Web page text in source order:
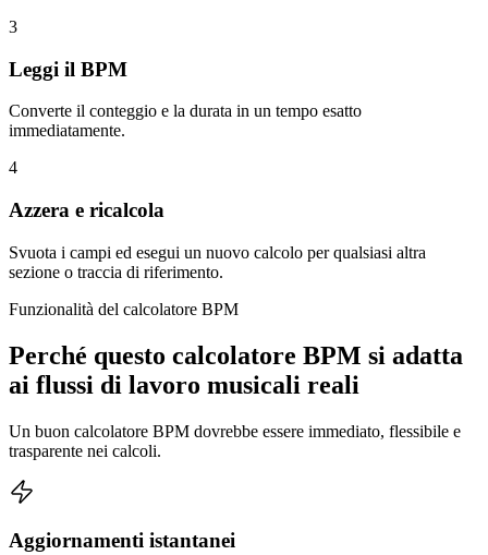
3
Leggi il BPM
Converte il conteggio e la durata in un tempo esatto
immediatamente.
4
Azzera e ricalcola
Svuota i campi ed esegui un nuovo calcolo per qualsiasi altra
sezione o traccia di riferimento.
Funzionalità del calcolatore BPM
Perché questo calcolatore BPM si adatta
ai flussi di lavoro musicali reali
Un buon calcolatore BPM dovrebbe essere immediato, flessibile e
trasparente nei calcoli.
Aggiornamenti istantanei